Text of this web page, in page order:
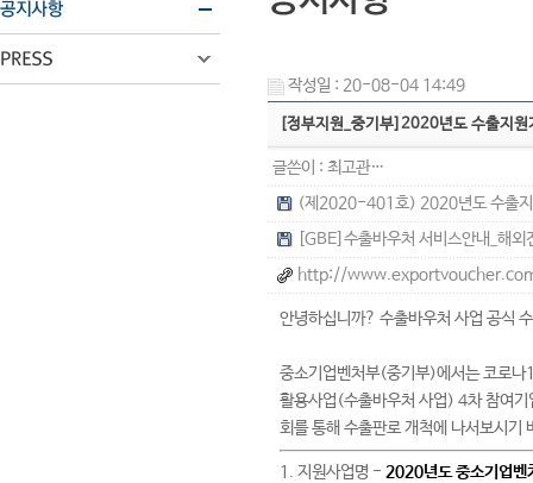
작성일 : 20-08-04 14:49
[정부지원_중기부]2020년도 수출지
글쓴이 : 최고관…
(제2020-401호) 2020년도 수출
[GBE]수출바우처 서비스안내_해
http://
안녕하십니까? 수출바우처 사업 공식
중소기업벤처부(중기부)에서는 코로나
활용사업(수출바우처 사업) 4차 참여기
회를 통해 수출판로 개척에 나서보시기
1. 지원사업명 - 2020년도 중소기업벤